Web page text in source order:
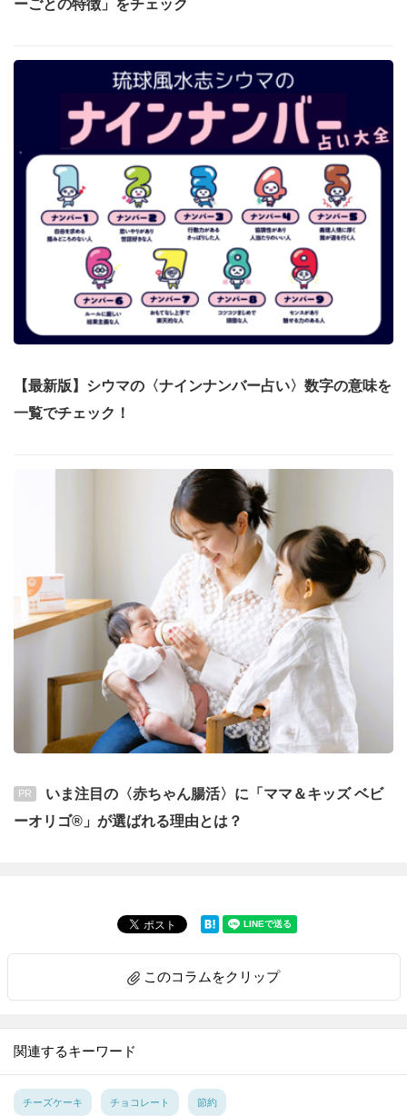
ーごとの特徴」をチェック
【最新版】シウマの〈ナインナンバー占い〉数字の意味を
一覧でチェック！
PR
いま注目の〈赤ちゃん腸活〉に「ママ＆キッズ ベビ
ーオリゴ®」が選ばれる理由とは？
このコラムをクリップ
関連するキーワード
チーズケーキ チョコレート 節約